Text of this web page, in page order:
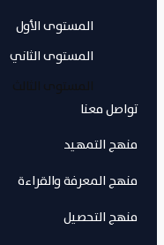
المستوى الأول
المستوى الثاني
المستوى الثالث
تواصل معنا
منهج التمهيد
منهج المعرفة والقراءة
منهج التحصيل